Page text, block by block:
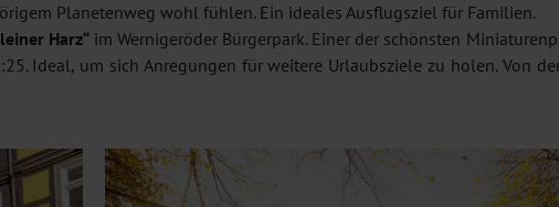
Planetenweg wohl fühlen. Ein ideales Ausflugsziel für Familien.
Harz“im Wernigeröder Bürgerpark. Einer der schönsten
Ideal, um sich Anregungen für weitere Urlaubsziele zu holen. Von